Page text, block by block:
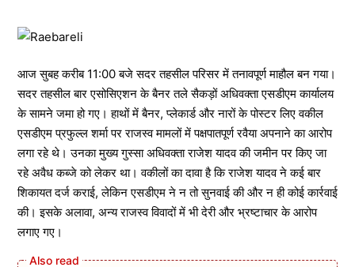
आज सुबह करीब 11:00 बजे सदर तहसील परिसर में तनावपूर्ण माहौल बन गया।
सदर तहसील बार एसोसिएशन के बैनर तले सैकड़ों अधिवक्ता एसडीएम कार्यालय
के सामने जमा हो गए। हाथों में बैनर, प्लेकार्ड और नारों के पोस्टर लिए वकील
एसडीएम प्रफुल्ल शर्मा पर राजस्व मामलों में पक्षपातपूर्ण रवैया अपनाने का आरोप
लगा रहे थे। उनका मुख्य गुस्सा अधिवक्ता राजेश यादव की जमीन पर किए जा
रहे अवैध कब्जे को लेकर था। वकीलों का दावा है कि राजेश यादव ने कई बार
शिकायत दर्ज कराई, लेकिन एसडीएम ने न तो सुनवाई की और न ही कोई कार्रवाई
की। इसके अलावा, अन्य राजस्व विवादों में भी देरी और भ्रष्टाचार के आरोप
लगाए गए।